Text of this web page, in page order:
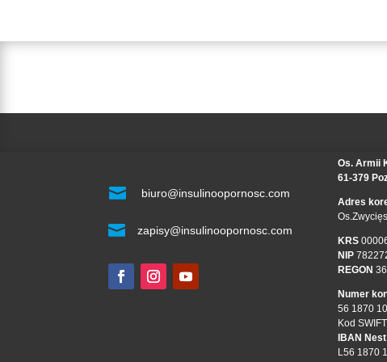
 biuro@insulinoopornosc.com
 zapisy@insulinoopornosc.com
Os. Armii
61-379
Adres
KRS
NIP
REGON
Numer
56 1870
Kod
IBAN
L56 1870